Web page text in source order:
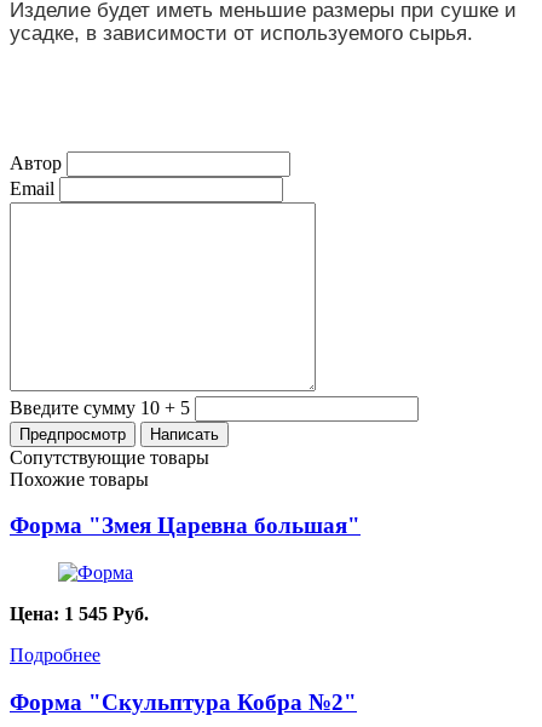
Изделие будет иметь меньшие размеры при сушке и
усадке, в зависимости от используемого сырья.
Автор
Email
Введите сумму 10 + 5
Сопутствующие товары
Похожие товары
Форма "Змея Царевна большая"
Цена: 1 545 Руб.
Подробнее
Форма "Скульптура Кобра №2"